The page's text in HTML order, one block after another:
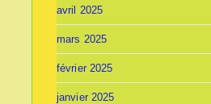
avril 2025
mars 2025
février 2025
janvier 2025